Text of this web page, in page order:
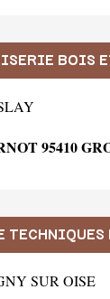
BOIS
95410
SUR OISE